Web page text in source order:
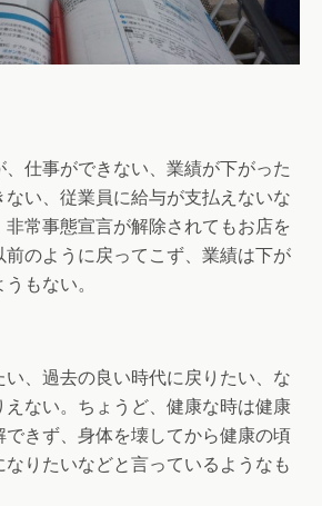
仕事ができない、業績が下がった
ない、従業員に給与が支払えないな
非常事態宣言が解除されてもお店を
前のように戻ってこず、業績は下が
もない。
い、過去の良い時代に戻りたい、な
えない。ちょうど、健康な時は健康
きず、身体を壊してから健康の頃
りたいなどと言っているようなも